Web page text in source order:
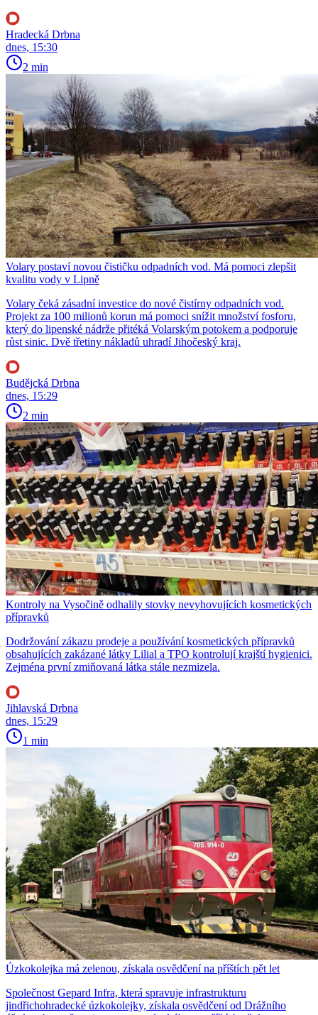
Hradecká Drbna
dnes, 15:30
2 min
Volary postaví novou čističku odpadních vod. Má pomoci zlepšit
kvalitu vody v Lipně
Volary čeká zásadní investice do nové čistírny odpadních vod.
Projekt za 100 milionů korun má pomoci snížit množství fosforu,
který do lipenské nádrže přitéká Volarským potokem a podporuje
růst sinic. Dvě třetiny nákladů uhradí Jihočeský kraj.
Budějcká Drbna
dnes, 15:29
2 min
Kontroly na Vysočině odhalily stovky nevyhovujících kosmetických
přípravků
Dodržování zákazu prodeje a používání kosmetických přípravků
obsahujících zakázané látky Lilial a TPO kontrolují krajští hygienici.
Zejména první zmiňovaná látka stále nezmizela.
Jihlavská Drbna
dnes, 15:29
1 min
Úzkokolejka má zelenou, získala osvědčení na příštích pět let
Společnost Gepard Infra, která spravuje infrastrukturu
jindřichohradecké úzkokolejky, získala osvědčení od Drážního